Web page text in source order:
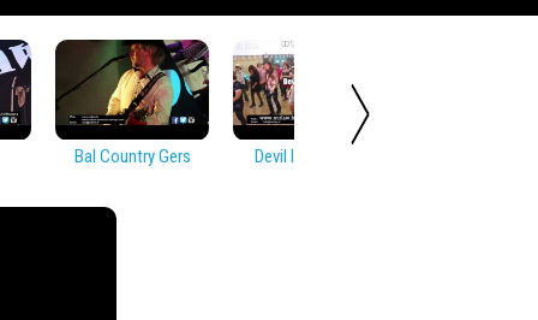
Bal Country Gers Devil In Disguise